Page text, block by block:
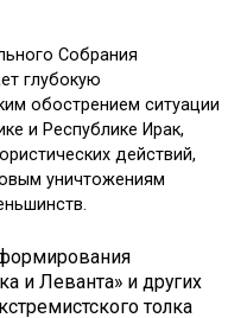
Собрания
глубокую
обострением ситуации
и Республике Ирак,
действий,
уничтожениям
и Леванта» и других
толка